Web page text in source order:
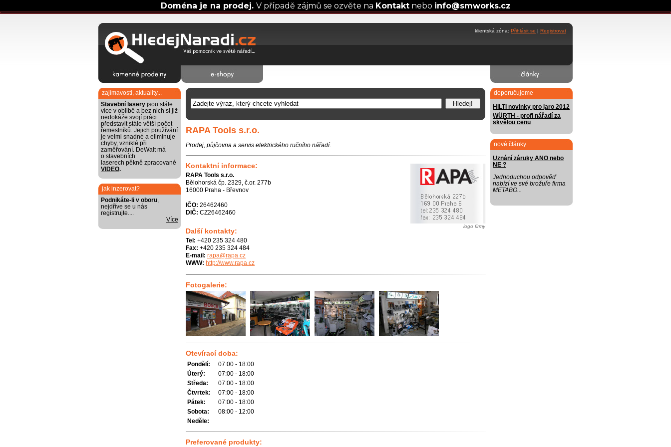
Doména je na prodej. V případě zájmů se ozvěte na Kontaktnebo info@smworks.cz
klientská zóna: Přihlásit se | Registrovat
zajímavosti, aktuality...
Stavební lasery jsou stále
více v oblibě a bez nich si již
nedokáže svojí práci
představit stále větší počet
řemeslníků. Jejich používání
je velmi snadné a eliminuje
chyby, vzniklé při
zaměřování. DeWalt má
o stavebních
laserech pěkně zpracované
VIDEO.
jak inzerovat?
Podnikáte-li v oboru,
nejdříve se u nás
registrujte....
Více
RAPA Tools s.r.o.
Prodej, půjčovna a servis elektrického ručního nářadí.
logo firmy
Kontaktní informace:
RAPA Tools s.r.o.
Bělohorská čp. 2329, č.or. 277b
16000 Praha - Břevnov
IČO: 26462460
DIČ: CZ26462460
Další kontakty:
Tel: +420 235 324 480
Fax: +420 235 324 484
E-mail: rapa@rapa.cz
WWW: http://www.rapa.cz
Fotogalerie:
Otevírací doba:
Pondělí:
07:00 - 18:00
Úterý:
07:00 - 18:00
Středa:
07:00 - 18:00
Čtvrtek:
07:00 - 18:00
Pátek:
07:00 - 18:00
Sobota:
08:00 - 12:00
Neděle:
Preferované produkty:
doporučujeme
HILTI novinky pro jaro 2012
WÜRTH - profi nářadí za
skvělou cenu
nové články
Uznání záruky ANO nebo
NE ?
Jednoduchou odpověď
nabízí ve své brožuře firma
METABO...